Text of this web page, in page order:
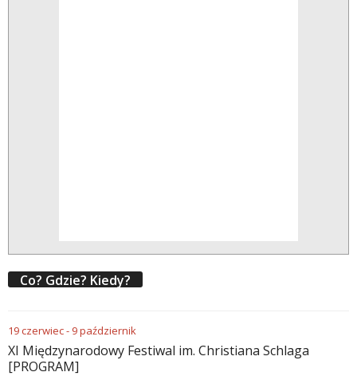
Co? Gdzie? Kiedy?
19czerwiec- 9październik
XI Międzynarodowy Festiwal im. Christiana Schlaga
[PROGRAM]